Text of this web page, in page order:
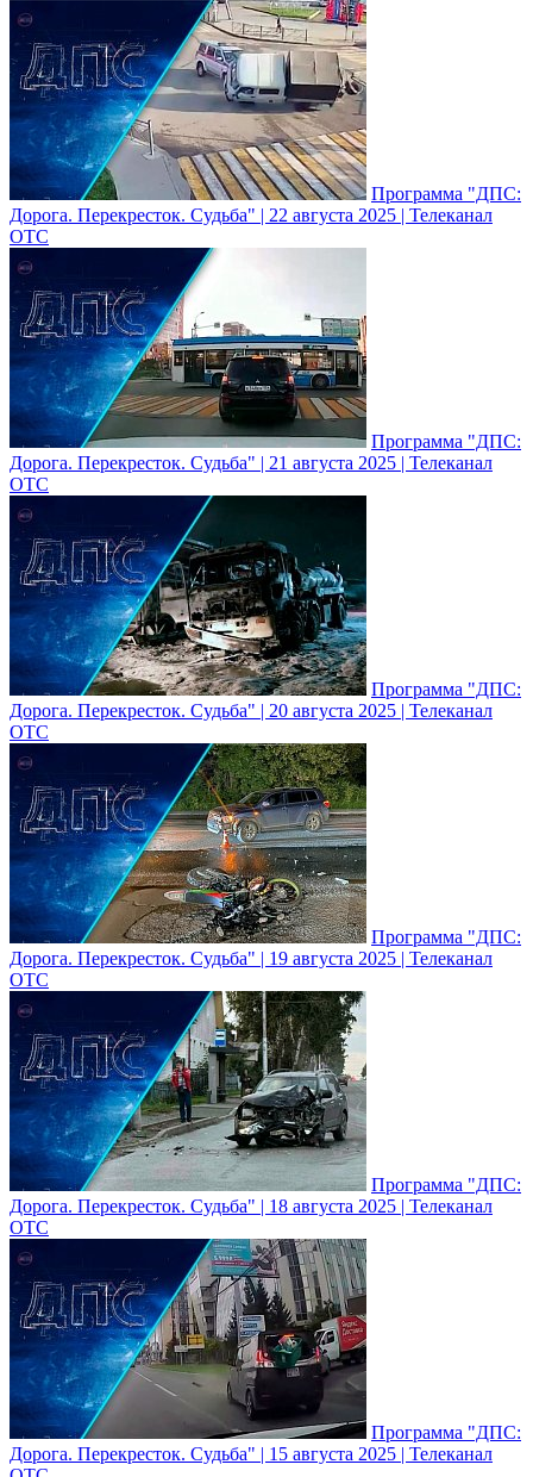
Программа "ДПС:
Дорога. Перекресток. Судьба" | 22 августа 2025 | Телеканал
ОТС
Программа "ДПС:
Дорога. Перекресток. Судьба" | 21 августа 2025 | Телеканал
ОТС
Программа "ДПС:
Дорога. Перекресток. Судьба" | 20 августа 2025 | Телеканал
ОТС
Программа "ДПС:
Дорога. Перекресток. Судьба" | 19 августа 2025 | Телеканал
ОТС
Программа "ДПС:
Дорога. Перекресток. Судьба" | 18 августа 2025 | Телеканал
ОТС
Программа "ДПС:
Дорога. Перекресток. Судьба" | 15 августа 2025 | Телеканал